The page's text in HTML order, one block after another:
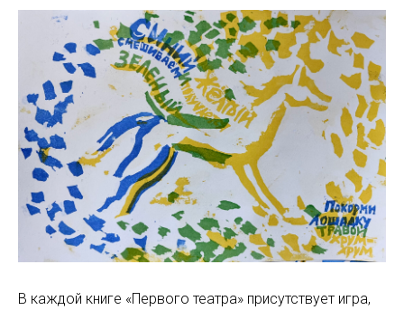
В каждой книге «Первого театра» присутствует игра,